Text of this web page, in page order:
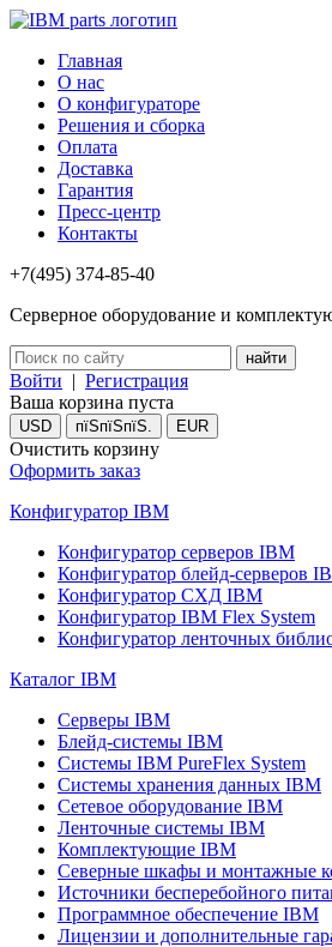
Главная
О нас
О конфигураторе
Решения и сборка
Оплата
Доставка
Гарантия
Пресс-центр
Контакты
+7(495) 374-85-40
Серверное оборудование и
Войти | Регистрация
Ваша корзина пуста
USD пїЅпїЅпїЅ. EUR
Очистить корзину
Оформить заказ
Конфигуратор IBM
Конфигуратор серверов IBM
Конфигуратор блейд-серверов
Конфигуратор СХД IBM
Конфигуратор IBM Flex System
Конфигуратор ленточных
Каталог IBM
Серверы IBM
Блейд-системы IBM
Системы IBM PureFlex System
Системы хранения данных IBM
Сетевое оборудование IBM
Ленточные системы IBM
Комплектующие IBM
Северные шкафы и монтажные
Источники бесперебойного
Программное обеспечение IBM
Лицензии и дополнительные